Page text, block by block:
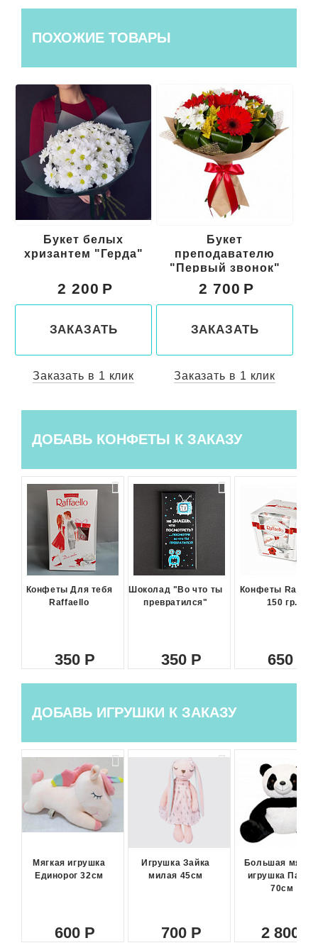
ПОХОЖИЕ ТОВАРЫ
Букет белых
хризантем "Герда"
2 200
ЗАКАЗАТЬ
Заказать в 1 клик
Букет
преподавателю
"Первый звонок"
2 700
ЗАКАЗАТЬ
Заказать в 1 клик
ДОБАВЬ КОНФЕТЫ К ЗАКАЗУ
Конфеты Для тебя
Raffaello
350
Шоколад "Во что ты
превратился"
350
Конфеты
150 гр.
650
ДОБАВЬ ИГРУШКИ К ЗАКАЗУ
Мягкая игрушка
Единорог 32см
600
Игрушка Зайка
милая 45см
700
Большая
игрушка Панда
70см
2 800